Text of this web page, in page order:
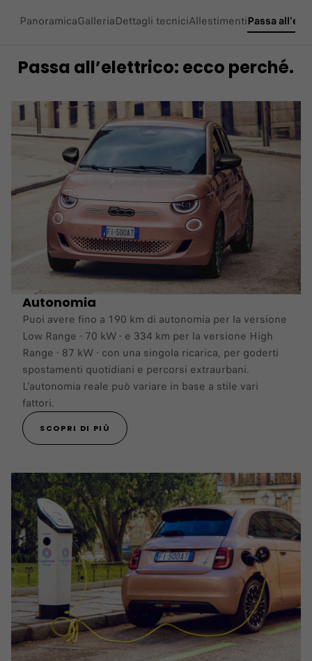
PanoramicaGalleriaDettagli tecniciAllestimentiPassa
Passa all’elettrico: ecco perché.
Autonomia
Puoi avere fino a 190 km di autonomia per la versione
Low Range - 70 kW - e 334 km per la versione High
Range - 87 kW - con una singola ricarica, per goderti
spostamenti quotidiani e percorsi extraurbani.
L’autonomia reale può variare in base a stile vari
fattori.
SCOPRI DI PIÙ